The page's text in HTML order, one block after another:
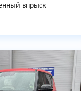
впрыск